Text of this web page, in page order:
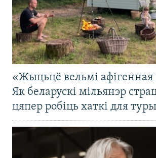
«Жыцьцё вельмі
Як беларускі мільянэр
цяпер робіць хаткі для